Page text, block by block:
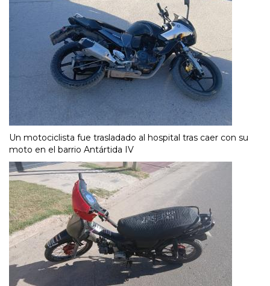
Un motociclista fue trasladado al hospital tras caer con su
moto en el barrio Antártida IV